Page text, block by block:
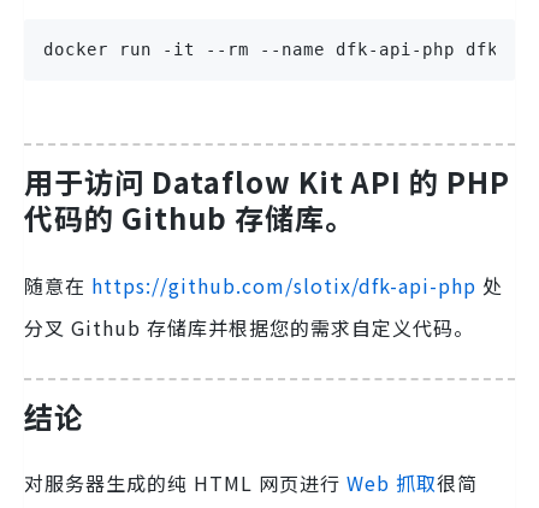
docker run -it --rm --name dfk-api-php dfk-
用于访问 Dataflow Kit API 的 PHP
代码的 Github 存储库。
随意在 https://github.com/slotix/dfk-api-php 处
分叉 Github 存储库并根据您的需求自定义代码。
结论
对服务器生成的纯 HTML 网页进行 Web 抓取很简